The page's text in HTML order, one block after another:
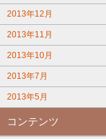
2013年12月
2013年11月
2013年10月
2013年7月
2013年5月
コンテンツ